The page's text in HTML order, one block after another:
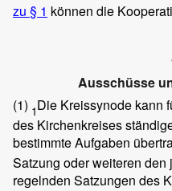
zu § 1 können die
Ausschüsse
(1) 1Die Kreissynode kann
des Kirchenkreises
bestimmte Aufgaben
Satzung oder weiteren
regelnden Satzungen des